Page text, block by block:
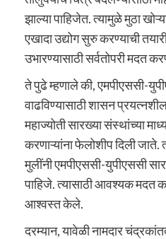
झाल्या पाहिजेत. त्यामुळे मुठा
एखादा उद्योग सुरु करण्याची
उभारण्यासाठी सर्वतोपरी मदत
ते पुढे म्हणाले की, एमपीएससी-
वाढविण्यासाठी शासन
महाज्योती सारख्या संस्थांच्या
करणाऱ्यांना फेलोशीप दिली
मुलींनी एमपीएससी-युपीएससी
पाहिजे. त्यासाठी आवश्यक मदत
आश्वस्त केले‌.
दरम्यान, यावेळी नामदार